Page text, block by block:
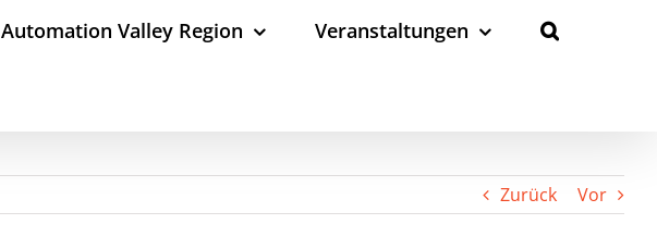
Automation Valley Region Veranstaltungen
Zurück Vor